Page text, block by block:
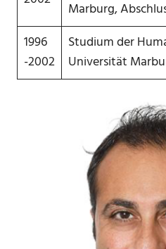
Marburg,
1996
-2002
Studium der
Universität